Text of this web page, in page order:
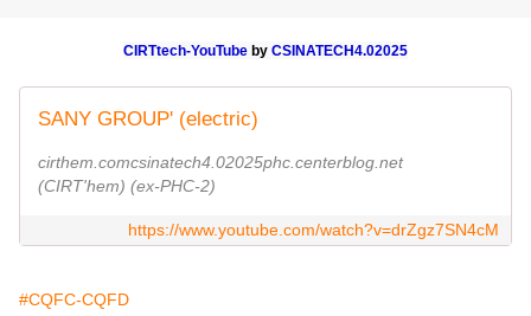
CIRTtech-YouTube by CSINATECH4.02025
SANY GROUP' (electric)
cirthem.comcsinatech4.02025phc.centerblog.net
(CIRT'hem) (ex-PHC-2)
https://www.youtube.com/watch?v=drZgz7SN4cM
#CQFC-CQFD